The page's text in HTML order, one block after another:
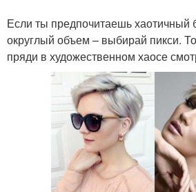
Если ты предпочитаешь хаотичный
округлый объем – выбирай пикси.
пряди в художественном хаосе